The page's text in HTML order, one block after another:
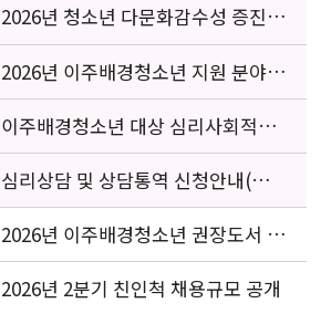
2026년 청소년 다문화감수성 증진
프로그램 「다가감」신청기관 안내
2026년 이주배경청소년 지원 분야
종사자 역량강화 교육 일정 안내
이주배경청소년 대상 심리사회적응
검사 연수동영상 개편 안내
심리상담 및 상담통역 신청안내(의뢰
서첨부)
2026년 이주배경청소년 권장도서 목
록 구성을 위한 청소년 참여 이벤트
안내
2026년 2분기 친인척 채용규모 공개